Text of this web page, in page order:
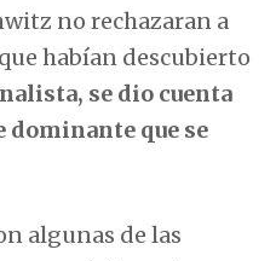
no rechazaran a
habían descubierto
se dio cuenta
dominante que se
algunas de las